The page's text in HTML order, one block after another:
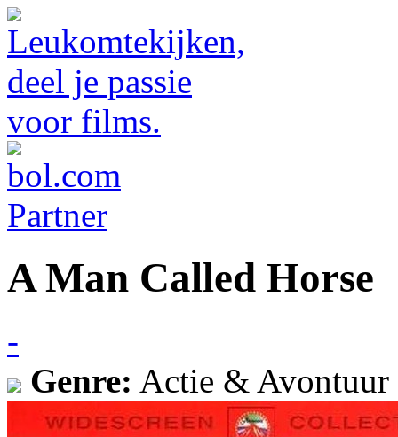
A Man Called Horse
-
Genre: Actie &